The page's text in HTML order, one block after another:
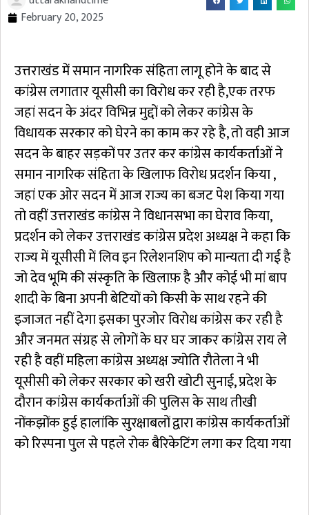
February 20, 2025
उत्तराखंड में समान नागरिक संहिता लागू होने के बाद से
कांग्रेस लगातार यूसीसी का विरोध कर रही है,एक तरफ
जहां सदन के अंदर विभिन्न मुद्दों को लेकर कांग्रेस के
विधायक सरकार को घेरने का काम कर रहे है, तो वही आज
सदन के बाहर सड़कों पर उतर कर कांग्रेस कार्यकर्ताओं ने
समान नागरिक संहिता के खिलाफ विरोध प्रदर्शन किया ,
जहां एक ओर सदन में आज राज्य का बजट पेश किया गया
तो वहीं उत्तराखंड कांग्रेस ने विधानसभा का घेराव किया,
प्रदर्शन को लेकर उत्तराखंड कांग्रेस प्रदेश अध्यक्ष ने कहा कि
राज्य में यूसीसी में लिव इन रिलेशनशिप को मान्यता दी गई है
जो देव भूमि की संस्कृति के खिलाफ़ है और कोई भी मां बाप
शादी के बिना अपनी बेटियों को किसी के साथ रहने की
इजाजत नहीं देगा इसका पुरजोर विरोध कांग्रेस कर रही है
और जनमत संग्रह से लोगों के घर घर जाकर कांग्रेस राय ले
रही है वहीं महिला कांग्रेस अध्यक्ष ज्योति रौतेला ने भी
यूसीसी को लेकर सरकार को खरी खोटी सुनाई, प्रदेश के
दौरान कांग्रेस कार्यकर्ताओं की पुलिस के साथ तीखी
नोंकझोंक हुई हालांकि सुरक्षाबलों द्वारा कांग्रेस कार्यकर्ताओं
को रिस्पना पुल से पहले रोक बैरिकेटिंग लगा कर दिया गया